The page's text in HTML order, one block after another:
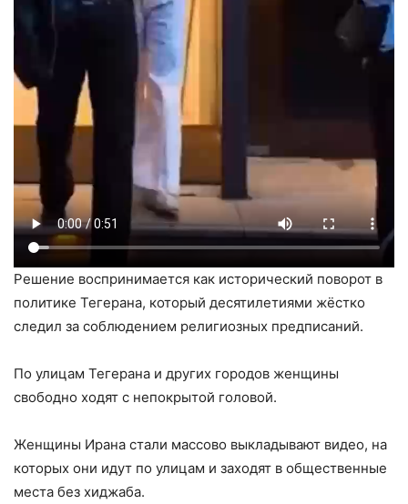
Решение воспринимается как исторический поворот в
политике Тегерана, который десятилетиями жёстко
следил за соблюдением религиозных предписаний.
По улицам Тегерана и других городов женщины
свободно ходят с непокрытой головой.
Женщины Ирана стали массово выкладывают видео, на
которых они идут по улицам и заходят в общественные
места без хиджаба.